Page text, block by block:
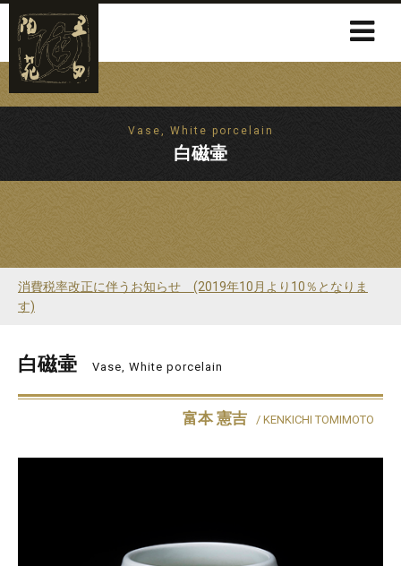
Vase, White porcelain
白磁壷
消費税率改正に伴うお知らせ (2019年10月より10％となりま
す)
白磁壷 Vase, White porcelain
富本 憲吉 / KENKICHI TOMIMOTO